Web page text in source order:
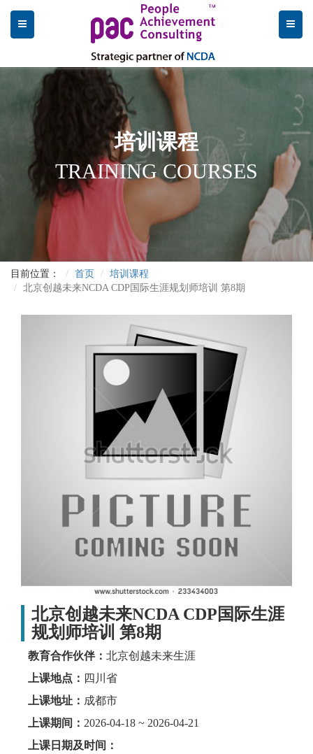
培训课程
TRAINING COURSES
目前位置： 首页
培训课程
北京创越未来NCDA CDP国际生涯规划师培训 第8期
北京创越未来NCDA CDP国际生涯
规划师培训 第8期
教育合作伙伴： 北京创越未来生涯
上课地点： 四川省
上课地址： 成都市
上课期间： 2026-04-18 ~ 2026-04-21
上课日期及时间：